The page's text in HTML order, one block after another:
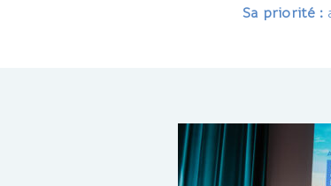
Sa priorité :